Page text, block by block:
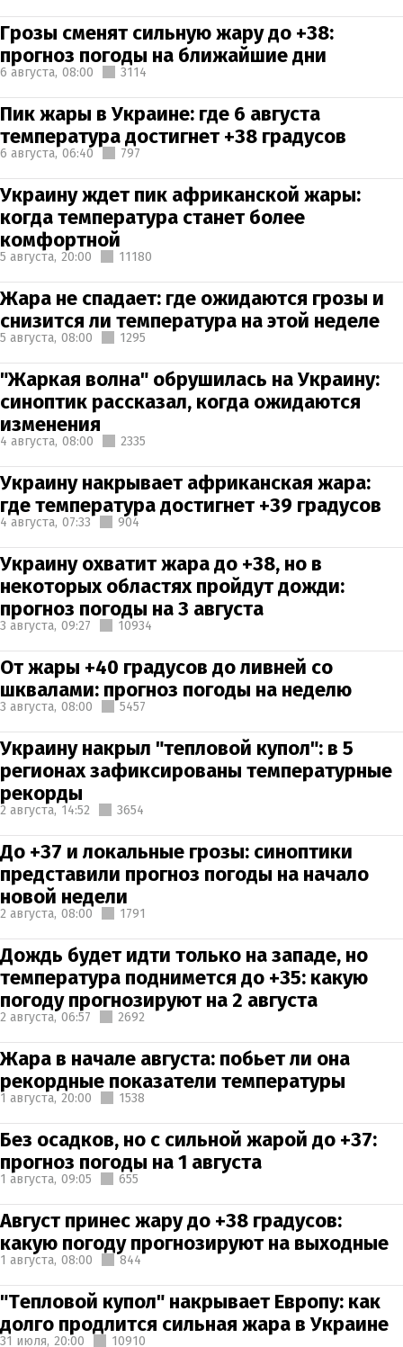
Грозы сменят сильную жару до +38:
прогноз погоды на ближайшие дни
6 августа, 08:00 3114
Пик жары в Украине: где 6 августа
температура достигнет +38 градусов
6 августа, 06:40 797
Украину ждет пик африканской жары:
когда температура станет более
комфортной
5 августа, 20:00 11180
Жара не спадает: где ожидаются грозы и
снизится ли температура на этой неделе
5 августа, 08:00 1295
"Жаркая волна" обрушилась на Украину:
синоптик рассказал, когда ожидаются
изменения
4 августа, 08:00 2335
Украину накрывает африканская жара:
где температура достигнет +39 градусов
4 августа, 07:33 904
Украину охватит жара до +38, но в
некоторых областях пройдут дожди:
прогноз погоды на 3 августа
3 августа, 09:27 10934
От жары +40 градусов до ливней со
шквалами: прогноз погоды на неделю
3 августа, 08:00 5457
Украину накрыл "тепловой купол": в 5
регионах зафиксированы температурные
рекорды
2 августа, 14:52 3654
До +37 и локальные грозы: синоптики
представили прогноз погоды на начало
новой недели
2 августа, 08:00 1791
Дождь будет идти только на западе, но
температура поднимется до +35: какую
погоду прогнозируют на 2 августа
2 августа, 06:57 2692
Жара в начале августа: побьет ли она
рекордные показатели температуры
1 августа, 20:00 1538
Без осадков, но с сильной жарой до +37:
прогноз погоды на 1 августа
1 августа, 09:05 655
Август принес жару до +38 градусов:
какую погоду прогнозируют на выходные
1 августа, 08:00 844
"Тепловой купол" накрывает Европу: как
долго продлится сильная жара в Украине
31 июля, 20:00 10910